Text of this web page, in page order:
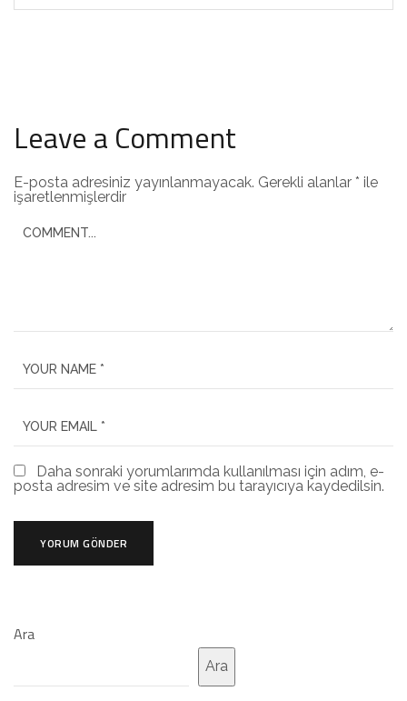
Leave a Comment
E-posta adresiniz yayınlanmayacak. Gerekli alanlar * ile
işaretlenmişlerdir
Daha sonraki yorumlarımda kullanılması için adım, e-
posta adresim ve site adresim bu tarayıcıya kaydedilsin.
Ara
Ara